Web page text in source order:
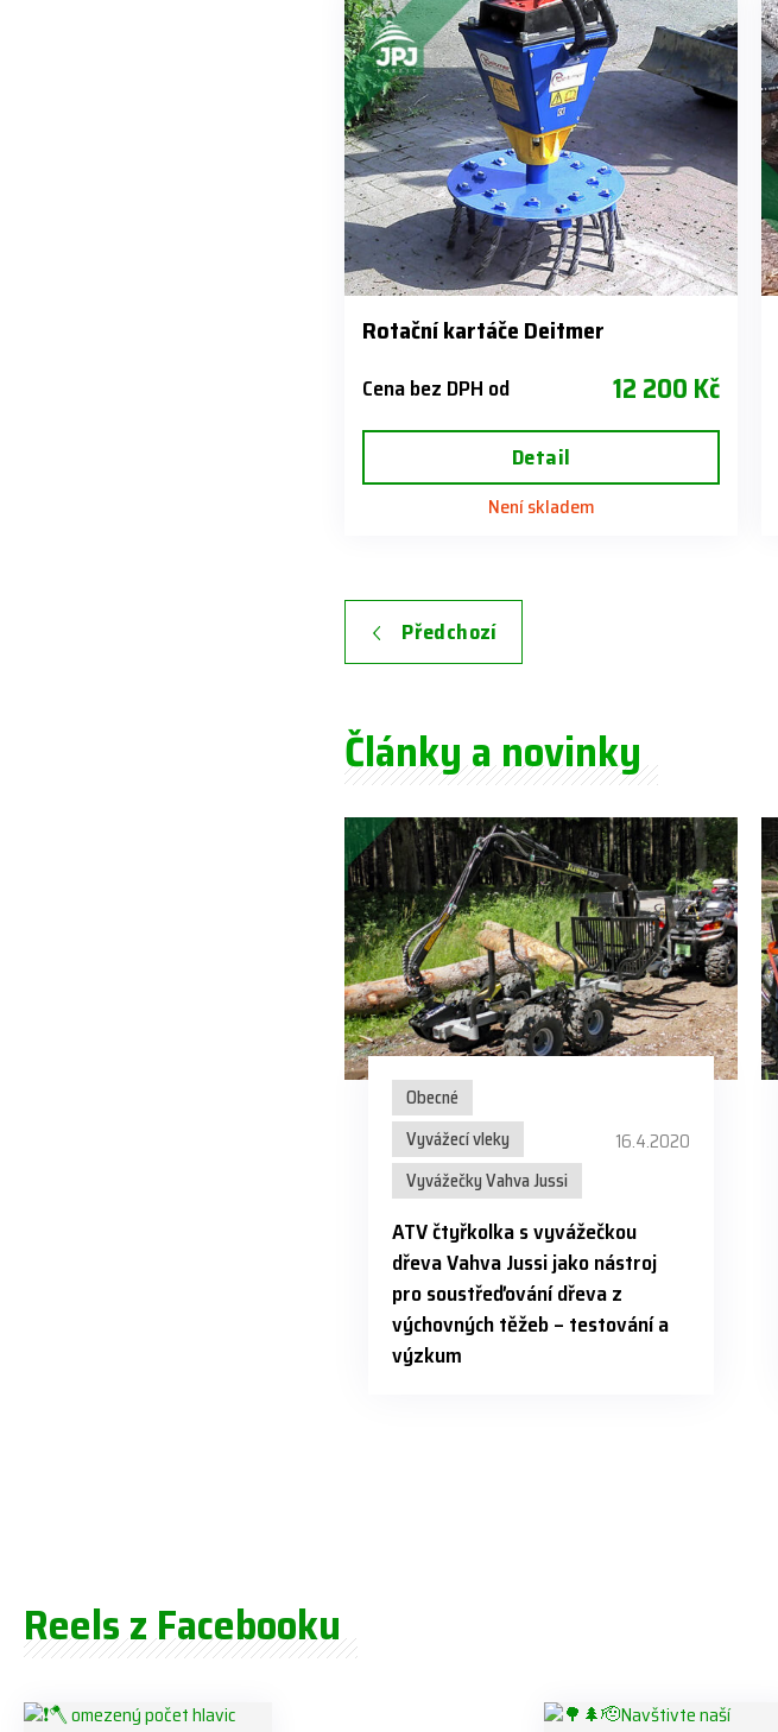
Rotační kartáče Deitmer
Cena bez DPH od 12 200 Kč
Detail
Není skladem
Předchozí
Články a novinky
Obecné
Vyvážecí vleky
Vyvážečky Vahva Jussi
16.4.2020
ATV čtyřkolka s vyvážečkou
dřeva Vahva Jussi jako nástroj
pro soustřeďování dřeva z
výchovných těžeb – testování a
výzkum
Reels z Facebooku